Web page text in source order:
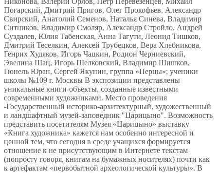
Погарский, Дмитрий Пригов, Олег Прокофьев, Александр
Свирский, Анатолий Семенов, Наталья Синева, Владимир
Ситников, Владимир Смоляр, Александр Стройло, Андрей
Суздалев, Юлия Табенская, Анна Тагути, Леонид Тишков,
Дмитрий Теселкин, Алексей Трубецков, Вера Хлебникова,
Генрих Худяков, Игорь Чацкин, Родион Черниевский,
Эвелина Шац, Игорь Шелковский, Владимир Шишков,
Гюнель Юран, Сергей Якунин, группа «Перцы»; ученики
школы №109 г. Москвы В экспозиции представлены
уникальные книги-объекты, созданные известными
современными художниками. Место проведения
-Государственный историко-архитектурный, художественный
и ландшафтный музей-заповедник "Царицыно". Возможность
представить посетителям Музея «Царицыно» выставку
«Книга художника» кажется нам особенно интересной и
ценной тем, что сегодня в среде учащихся формируется
отношение к не присутствующим в Интернете текстам
(попросту говоря, книгам на бумажных носителях) почти как
к артефактам «первобытной археологической культуры». В